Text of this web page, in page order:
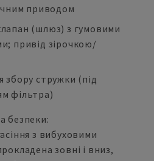
приводом
(шлюз) з гумовими
привід зірочкою/
збору стружки (під
фільтра)
безпеки:
з вибуховими
зовні і вниз,